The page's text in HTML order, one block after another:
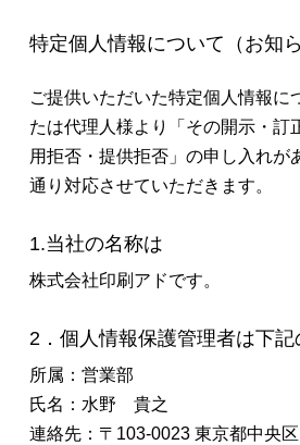
特定個人情報について（お知ら
ご提供いただいた特定個人情報に
たは代理人様より「その開示・訂
用拒否・提供拒否」の申し入れが
通り対応させていただきます。
1.当社の名称は
株式会社印刷アドです。
2．個人情報保護管理者は下記
所属：営業部
氏名：水野 貴之
連絡先：〒103-0023 東京都中央